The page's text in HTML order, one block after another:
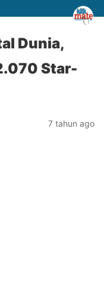
Dunia,
Star-
7 tahun ago